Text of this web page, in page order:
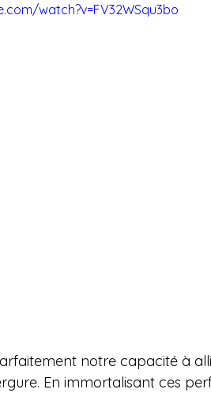
watch?v=FV32WSqu3bo
notre capacité à
En immortalisant ces